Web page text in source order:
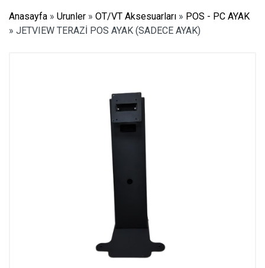
Anasayfa » Urunler » OT/VT Aksesuarları » POS - PC AYAK
» JETVIEW TERAZİ POS AYAK (SADECE AYAK)